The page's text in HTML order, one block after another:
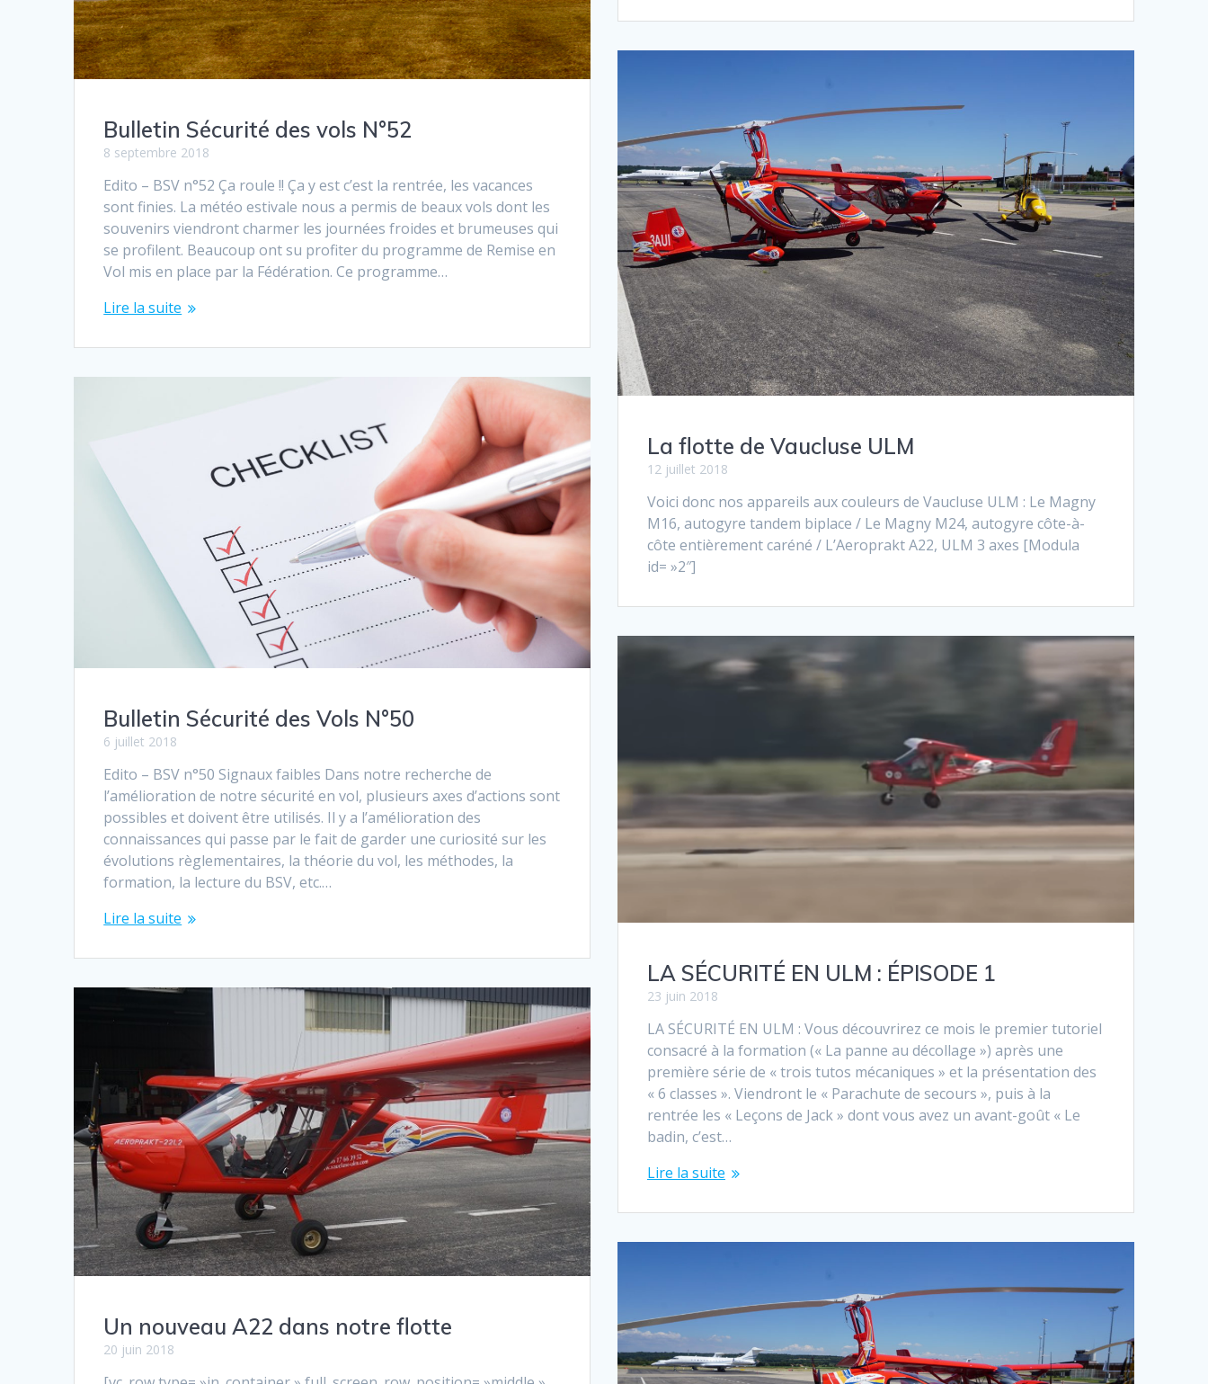
Bulletin Sécurité des vols N°52
8 septembre 2018
Edito – BSV n°52 Ça roule !! Ça y est c’est la rentrée, les vacances
sont finies. La météo estivale nous a permis de beaux vols dont les
souvenirs viendront charmer les journées froides et brumeuses qui
se profilent. Beaucoup ont su profiter du programme de Remise en
Vol mis en place par la Fédération. Ce programme…
Lire la suite
La flotte de Vaucluse ULM
12 juillet 2018
Voici donc nos appareils aux couleurs de Vaucluse ULM : Le Magny
M16, autogyre tandem biplace / Le Magny M24, autogyre côte-à-
côte entièrement caréné / L’Aeroprakt A22, ULM 3 axes [Modula
id= »2″]
Bulletin Sécurité des Vols N°50
6 juillet 2018
Edito – BSV n°50 Signaux faibles Dans notre recherche de
l’amélioration de notre sécurité en vol, plusieurs axes d’actions sont
possibles et doivent être utilisés. Il y a l’amélioration des
connaissances qui passe par le fait de garder une curiosité sur les
évolutions règlementaires, la théorie du vol, les méthodes, la
formation, la lecture du BSV, etc.…
Lire la suite
LA SÉCURITÉ EN ULM : ÉPISODE 1
23 juin 2018
LA SÉCURITÉ EN ULM : Vous découvrirez ce mois le premier tutoriel
consacré à la formation (« La panne au décollage ») après une
première série de « trois tutos mécaniques » et la présentation des
« 6 classes ». Viendront le « Parachute de secours », puis à la
rentrée les « Leçons de Jack » dont vous avez un avant-goût « Le
badin, c’est…
Lire la suite
Un nouveau A22 dans notre flotte
20 juin 2018